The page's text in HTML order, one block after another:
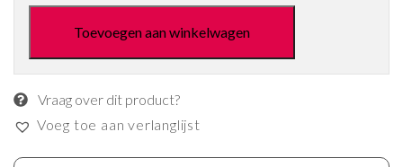
Toevoegen aan winkelwagen
Vraag over dit product?
Voeg toe aan verlanglijst